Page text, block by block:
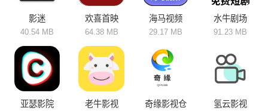
手机、平板等设备。按需挑选使
用，快速查找各类影视内容，丰
富业余生活，打造便捷舒适的线
上观影体验。
影迷
40.54 MB
欢喜首映
64.38 MB
海马视频
29.17 MB
水牛剧场
91.23 MB
亚瑟影院 老牛影视 奇缘影视仓 氢云影视